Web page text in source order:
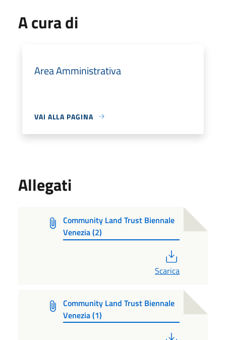
A cura di
Area Amministrativa
VAI ALLA PAGINA
Allegati
Community Land Trust Biennale
Venezia (2)
Scarica
Community Land Trust Biennale
Venezia (1)